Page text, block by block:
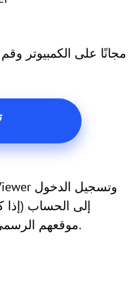
إلى الحساب
موقعهم الرسمي، يمكنك تسجيل الدخول مباشرة).